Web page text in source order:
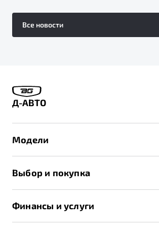
Все новости
Д-АВТО
Модели
X70
Выбор и покупка
Спецпредложения и Акции
Финансы и услуги